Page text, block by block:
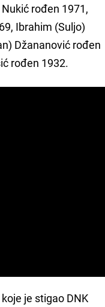
rođen 1971,
Ibrahim (Suljo)
Džananović rođen
rođen 1932.
je stigao DNK